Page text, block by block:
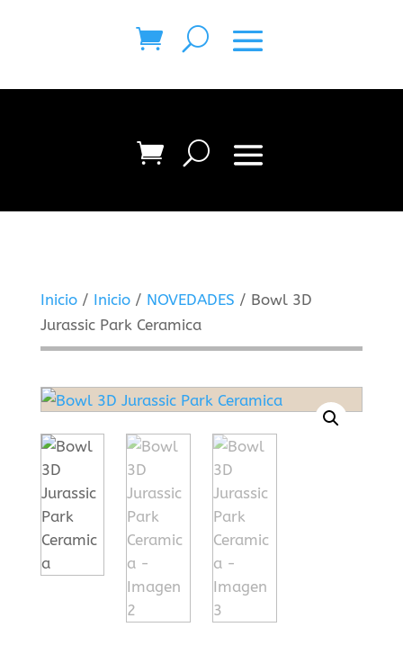
Inicio/ Inicio/ NOVEDADES / Bowl 3D
Jurassic Park Ceramica